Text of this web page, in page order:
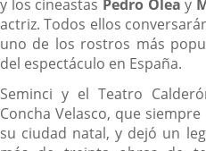
y los cineastas Pedro Olea y
actriz. Todos ellos
uno de los rostros más
del espectáculo en España.
Seminci y el Teatro
Concha Velasco, que
su ciudad natal, y dejó un